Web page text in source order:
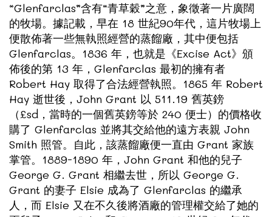
“Glenfarclas”含有“青草穀”之意，象徵著一片廣闊
的牧場。據記載，早在 18 世紀90年代，這片牧場上
便散佈著一些無執照經營的蒸餾廠，其中便包括
Glenfarclas。1836 年，也就是《Excise Act》頒
佈後的第 13 年，Glenfarclas 最初的擁有者
Robert Hay 取得了合法經營執照。1865 年 Robert
Hay 逝世後，John Grant 以 511.19 舊英鎊
（£sd，當時的一個舊英鎊等於 240 便士）的價格收
購了 Glenfarclas 並將其交給他的遠方表親 John
Smith 照管。自此，該蒸餾廠便一直由 Grant 家族
掌管。1889-1890 年，John Grant 和他的兒子
George G. Grant 相繼去世，所以 George G.
Grant 的妻子 Elsie 成為了 Glenfarclas 的繼承
人，而 Elsie 又在不久後將酒廠的管理權交給了她的